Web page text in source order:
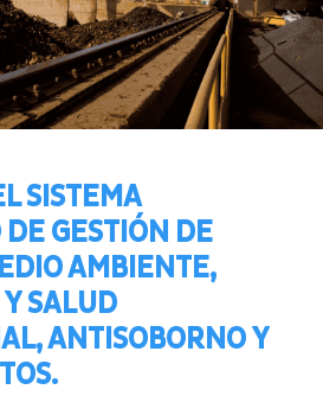
SISTEMA
GESTIÓN DE
AMBIENTE,
SALUD
ANTISOBORNO Y